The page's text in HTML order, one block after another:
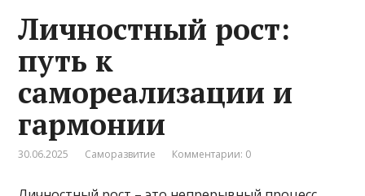
Личностный рост:
путь к
самореализации и
гармонии
30.06.2025 Саморазвитие Комментарии: 0